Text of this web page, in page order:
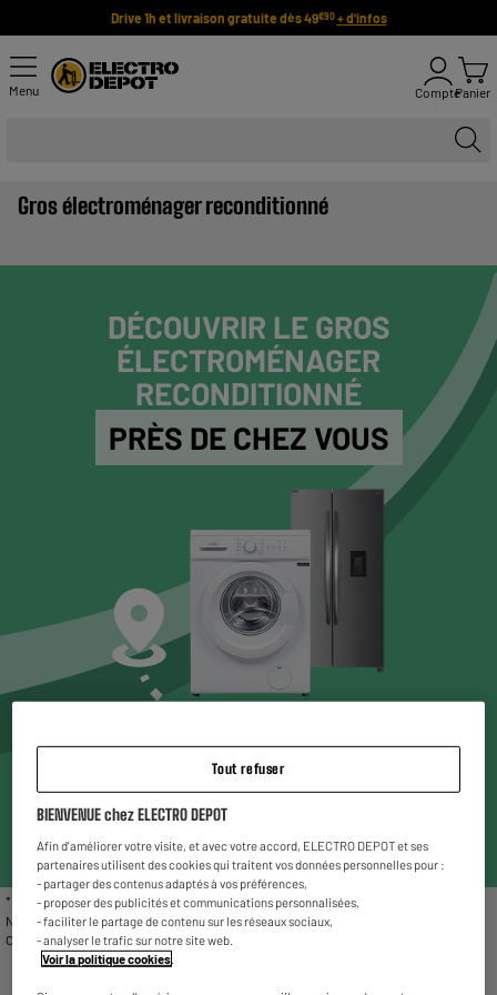
Drive 1h et livraison gratuite dès 49€90 + d'infos
Menu ComptePanier
Gros électroménager reconditionné
DÉCOUVRIR LE GROS
ÉLECTROMÉNAGER
RECONDITIONNÉ
PRÈS DE CHEZ VOUS
Choisissez un magasin* pour voir les produits
disponibles
Entrez votre code postal ou ville
* Liste des magasins proposant le gros électroménager reconditionné : Chambéry,
Nîmes, Vitrolles, Fleury Mérogis, Villetaneuse, Valenciennes, Reims La Neuvillette,
Charleville-Mézières et Rivesaltes.
Tout refuser
BIENVENUE chez ELECTRO DEPOT
Afin d'améliorer votre visite, et avec votre accord, ELECTRO DEPOT et ses
partenaires utilisent des cookies qui traitent vos données personnelles pour :
- partager des contenus adaptés à vos préférences,
- proposer des publicités et communications personnalisées,
- faciliter le partage de contenu sur les réseaux sociaux,
- analyser le trafic sur notre site web.
Voir la politique cookies